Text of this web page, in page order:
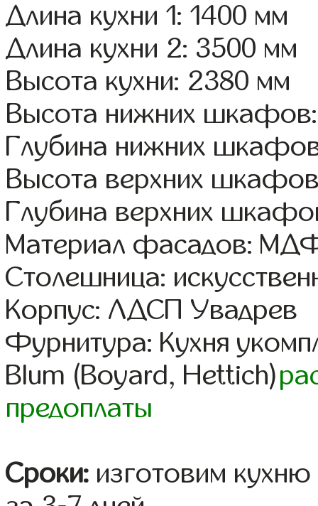
Длина кухни 1: 1400 мм
Длина кухни 2: 3500 мм
Высота кухни: 2380 мм
Высота нижних
Глубина нижних
Высота верхних
Глубина верхних
Материал фасадов:
Столешница:
Корпус: ЛДСП Увадрев
Фурнитура: Кухня
Blum (Boyard, Hettich)
предоплаты
Сроки: изготовим